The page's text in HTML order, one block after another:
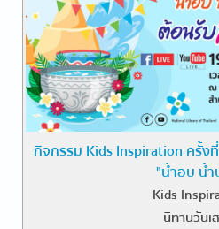
กิจกรรม Kids Inspiration ครั้ง
"น้ำอบ น้ำ
Kids
นิทานวันเ